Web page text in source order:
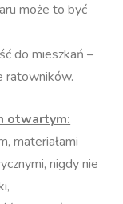
może to być
do mieszkań –
ratowników.
otwartym:
materiałami
nigdy nie